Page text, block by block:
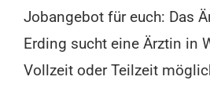
Jobangebot für euch: Das
Erding sucht eine Ärztin in
Vollzeit oder Teilzeit